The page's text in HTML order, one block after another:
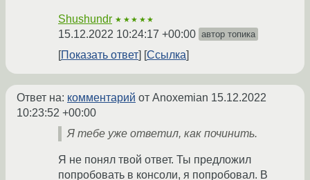
Shushundr ★★★★★
15.12.2022 10:24:17 +00:00 автор топика
Показать ответ Ссылка
Ответ на: комментарий от Anoxemian 15.12.2022
10:23:52 +00:00
Я тебе уже ответил, как починить.
Я не понял твой ответ. Ты предложил
попробовать в консоли, я попробовал. В